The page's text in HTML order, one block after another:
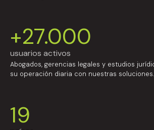
+27.000
usuarios activos
Abogados, gerencias legales y estudios
su operación diaria con nuestras soluciones.
19